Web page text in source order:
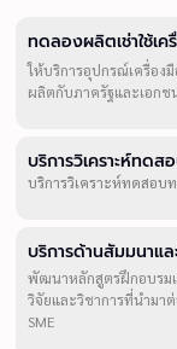
ทดลองผลิตเช่าใช้เค
ให้บริการอุปกรณ์เครื่อง
ผลิตกับภาครัฐและเอกช
บริการวิเคราะห์ทดส
บริการวิเคราะห์ทดสอบ
บริการด้านสัมมนาแ
พัฒนาหลักสูตรฝึกอบรม
วิจัยและวิชาการที่นำมา
SME